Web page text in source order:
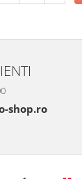
shop.ro